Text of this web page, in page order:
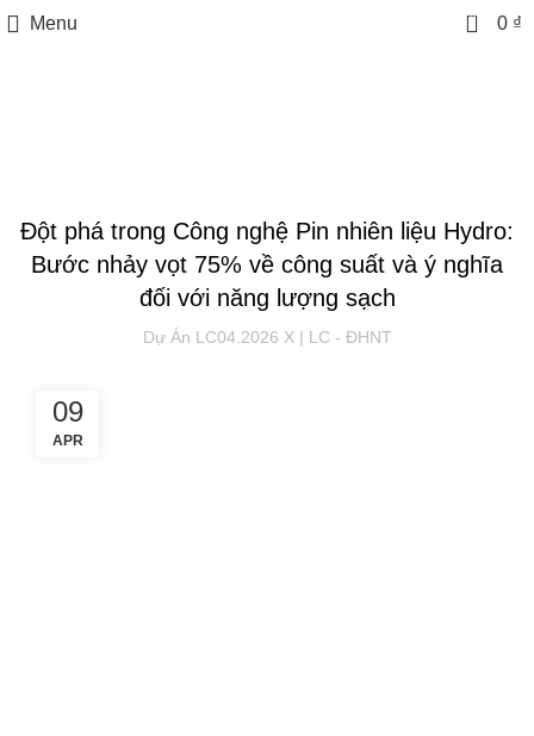
Menu 0 0 ₫
Đột phá trong Công nghệ Pin nhiên liệu Hydro:
Bước nhảy vọt 75% về công suất và ý nghĩa
đối với năng lượng sạch
Dự Án LC04.2026 X | LC - ĐHNT
09
APR